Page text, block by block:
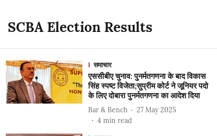
SCBA Election Results
समाचार
एससीबीए चुनाव: पुनर्मतगणना के बाद विकास
सिंह स्पष्ट विजेता;सुप्रीम कोर्ट ने जूनियर पदो
के लिए दोबारा पुनर्मतगणना का आदेश दिया
Bar & Bench
27 May 2025
4 min read